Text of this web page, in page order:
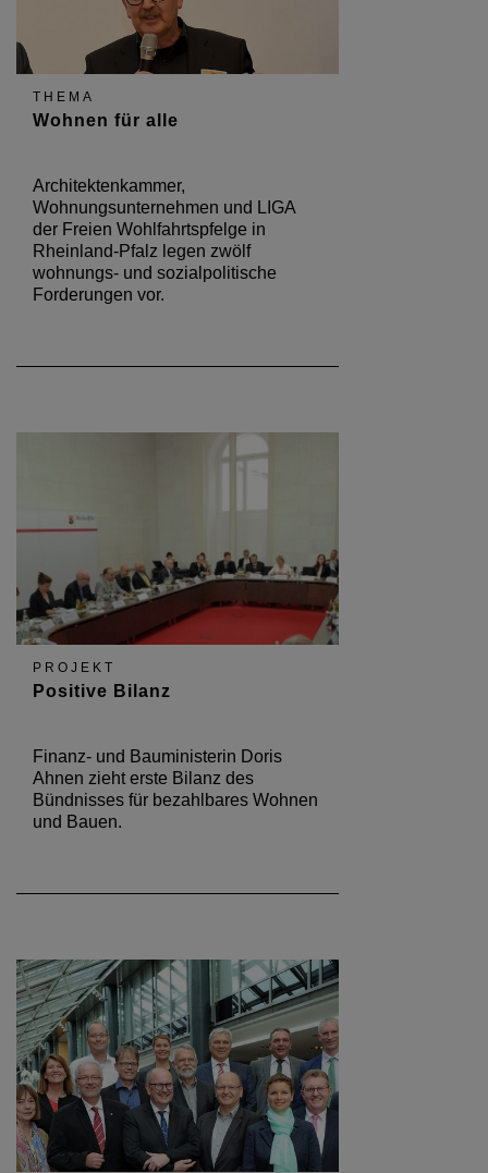
THEMA
Wohnen für alle
Architektenkammer,
Wohnungsunternehmen und LIGA
der Freien Wohlfahrtspfelge in
Rheinland-Pfalz legen zwölf
wohnungs- und sozialpolitische
Forderungen vor.
PROJEKT
Positive Bilanz
Finanz- und Bauministerin Doris
Ahnen zieht erste Bilanz des
Bündnisses für bezahlbares Wohnen
und Bauen.